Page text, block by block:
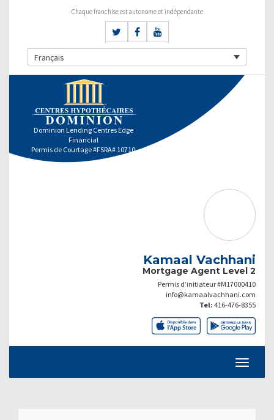
Chaque franchise est autonome et indépendante
Français
Dominion Lending Centres Edge
Financial
Permis de Courtage #FSRA# 10710
Kamaal Vachhani
Mortgage Agent Level 2
Permis d’initiateur #M17000410
info@kamaalvachhani.com
Tel: 416-476-8355